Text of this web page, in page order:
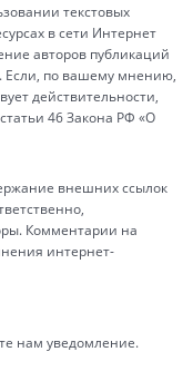
текстовых
в сети Интернет
авторов публикаций
Если, по вашему мнению,
действительности,
46 Закона РФ «О
внешних ссылок
Комментарии на
интернет-
нам уведомление.